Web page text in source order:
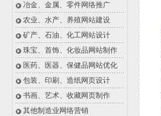
冶金、金属、零件网络推广
农业、水产、养殖网站建设
矿产、石油、化工网站设计
珠宝、首饰、化妆品网站制作
医药、医器、保健品网站优化
包装、印刷、造纸网页设计
书画、艺术、收藏网页制作
其他制造业网络营销